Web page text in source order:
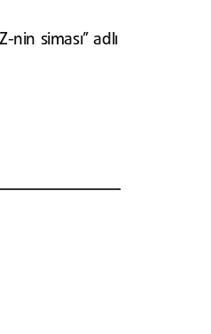
nin siması” adlı